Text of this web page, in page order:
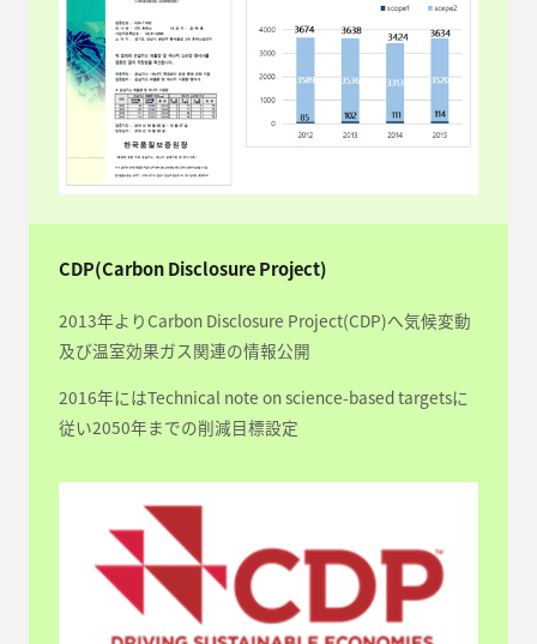
CDP(Carbon Disclosure Project)
2013年よりCarbon Disclosure Project(CDP)へ気候変動
及び温室効果ガス関連の情報公開
2016年にはTechnical note on science-based targetsに
従い2050年までの削減目標設定